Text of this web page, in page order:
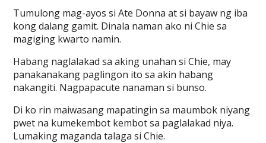
Tumulong mag-ayos si Ate Donna at si bayaw ng iba
kong dalang gamit. Dinala naman ako ni Chie sa
magiging kwarto namin.
Habang naglalakad sa aking unahan si Chie, may
panakanakang paglingon ito sa akin habang
nakangiti. Nagpapacute nanaman si bunso.
Di ko rin maiwasang mapatingin sa maumbok niyang
pwet na kumekembot kembot sa paglalakad niya.
Lumaking maganda talaga si Chie.